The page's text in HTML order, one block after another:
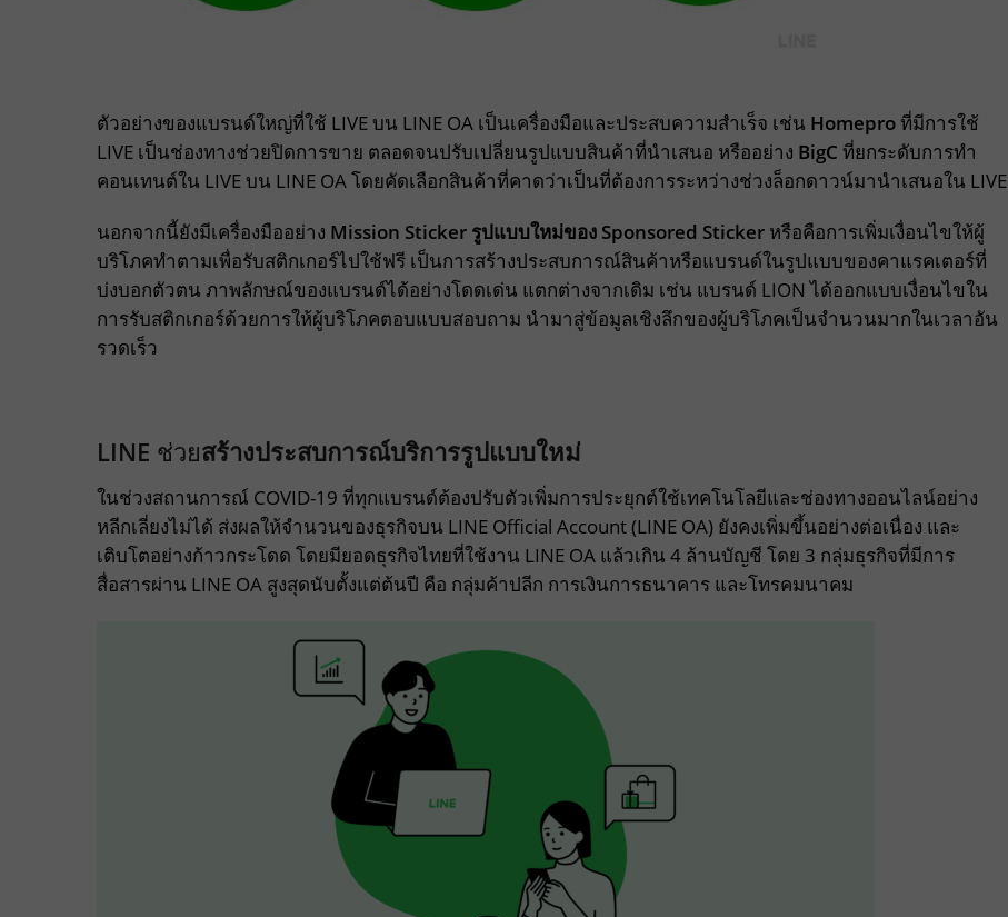
ตัวอย่างของแบรนด์ใหญ่ที่ใช้ LIVE บน LINE OA เป็นเครื่องมือและประสบความสำเร็จ เช่น Homeproที่มีการใช้
LIVE เป็นช่องทางช่วยปิดการขาย ตลอดจนปรับเปลี่ยนรูปแบบสินค้าที่นำเสนอ หรืออย่าง BigC ที่ยกระดับการทำ
คอนเทนต์ใน LIVE บน LINE OA โดยคัดเลือกสินค้าที่คาดว่าเป็นที่ต้องการระหว่างช่วงล็อกดาวน์มานำเสนอใน LIVE
นอกจากนี้ยังมีเครื่องมืออย่าง Mission Sticker รูปแบบใหม่ของ Sponsored Sticker หรือคือการเพิ่มเงื่อนไขให้ผู้
บริโภคทำตามเพื่อรับสติกเกอร์ไปใช้ฟรี เป็นการสร้างประสบการณ์สินค้าหรือแบรนด์ในรูปแบบของคาแรคเตอร์ที่
บ่งบอกตัวตน ภาพลักษณ์ของแบรนด์ได้อย่างโดดเด่น แตกต่างจากเดิม เช่น แบรนด์ LION ได้ออกแบบเงื่อนไขใน
การรับสติกเกอร์ด้วยการให้ผู้บริโภคตอบแบบสอบถาม นำมาสู่ข้อมูลเชิงลึกของผู้บริโภคเป็นจำนวนมากในเวลาอัน
รวดเร็ว
LINE ช่วยสร้างประสบการณ์บริการรูปแบบใหม่
ในช่วงสถานการณ์ COVID-19 ที่ทุกแบรนด์ต้องปรับตัวเพิ่มการประยุกต์ใช้เทคโนโลยีและช่องทางออนไลน์อย่าง
หลีกเลี่ยงไม่ได้ ส่งผลให้จำนวนของธุรกิจบน LINE Official Account (LINE OA) ยังคงเพิ่มขึ้นอย่างต่อเนื่อง และ
เติบโตอย่างก้าวกระโดด โดยมียอดธุรกิจไทยที่ใช้งาน LINE OA แล้วเกิน 4 ล้านบัญชี โดย 3 กลุ่มธุรกิจที่มีการ
สื่อสารผ่าน LINE OA สูงสุดนับตั้งแต่ต้นปี คือ กลุ่มค้าปลีก การเงินการธนาคาร และโทรคมนาคม